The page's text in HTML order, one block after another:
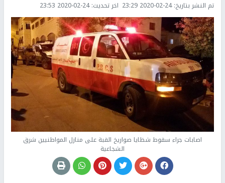
تم النشر بتاريخ:2020-02-24 23:29 اخر تحديث:2020-02-24 23:53
اصابات جراء سقوط شظايا صواريخ القبة على منازل المواطنيين شرق
الشجاعية